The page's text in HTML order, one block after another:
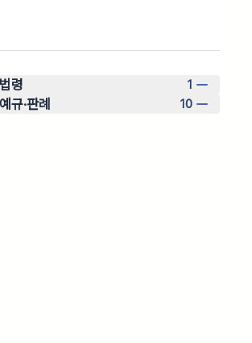
령 1
규·판례 10